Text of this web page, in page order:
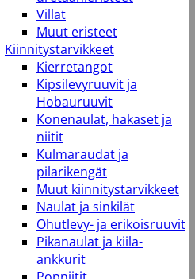
Villat
Muut eristeet
Kiinnitystarvikkeet
Kierretangot
Kipsilevyruuvit ja
Hobauruuvit
Konenaulat, hakaset ja
niitit
Kulmaraudat ja
pilarikengät
Muut kiinnitystarvikkeet
Naulat ja sinkilät
Ohutlevy- ja erikoisruuvit
Pikanaulat ja kiila-
ankkurit